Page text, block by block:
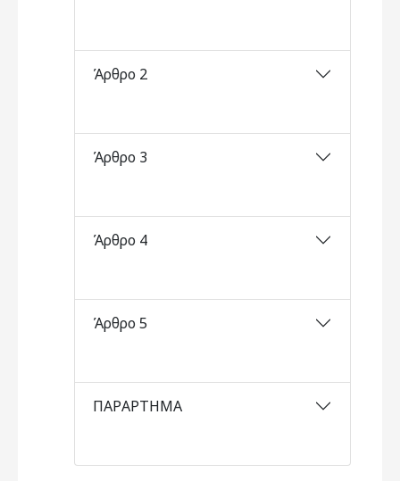
Άρθρο 2
Άρθρο 3
Άρθρο 4
Άρθρο 5
ΠΑΡΑΡΤΗΜΑ